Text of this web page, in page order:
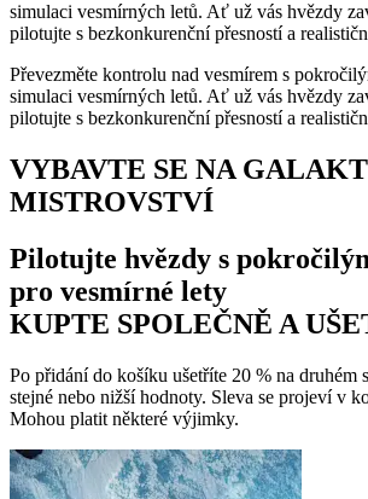
simulaci vesmírných letů. Ať už vás hvězdy
pilotujte s bezkonkurenční přesností a
Převezměte kontrolu nad vesmírem s
simulaci vesmírných letů. Ať už vás hvězdy
pilotujte s bezkonkurenční přesností a
VYBAVTE SE NA
MISTROVSTVÍ
Pilotujte hvězdy s
pro vesmírné lety
KUPTE SPOLEČNĚ A
Po přidání do košíku ušetříte 20 % na druhém
stejné nebo nižší hodnoty. Sleva se projeví v
Mohou platit některé výjimky.